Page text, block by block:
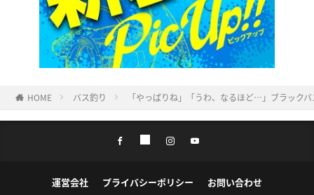
HOME バス釣り 「やっぱりね」「うわ、なるほど…」ブラック
運営会社 プライバシーポリシー お問い合わせ